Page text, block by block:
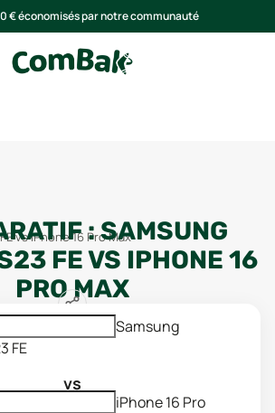
€ économisés par notre communauté
vs iPhone 16 Pro Max
:SAMSUNG
FEVS IPHONE 16
PRO MAX
Samsung
FE
vs
iPhone 16 Pro